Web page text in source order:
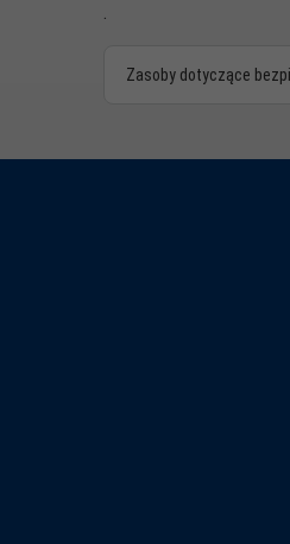
.
Zasoby dotyczące